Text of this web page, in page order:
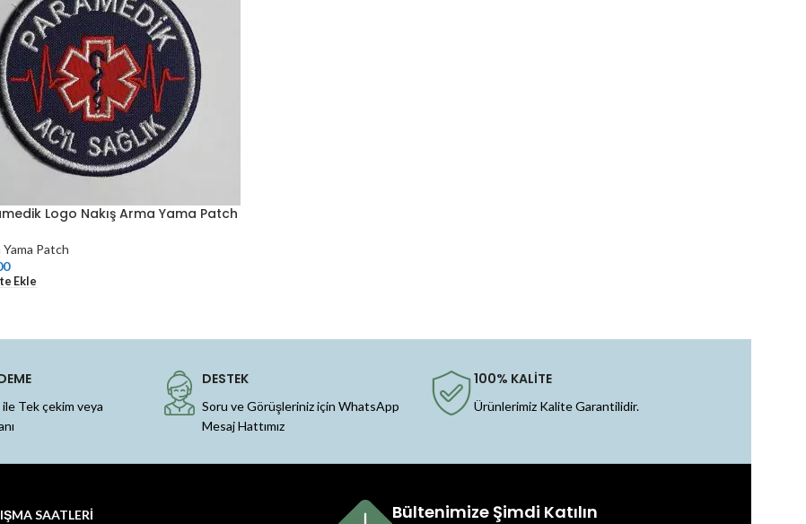
Logo Nakış Arma Yama Patch
Yama Patch
Ekle
Tek çekim veya
DESTEK
Soru ve Görüşleriniz için WhatsApp
Mesaj Hattımız
100% KALİTE
Ürünlerimiz Kalite Garantilidir.
SAATLERİ
Bültenimize Şimdi Katılın